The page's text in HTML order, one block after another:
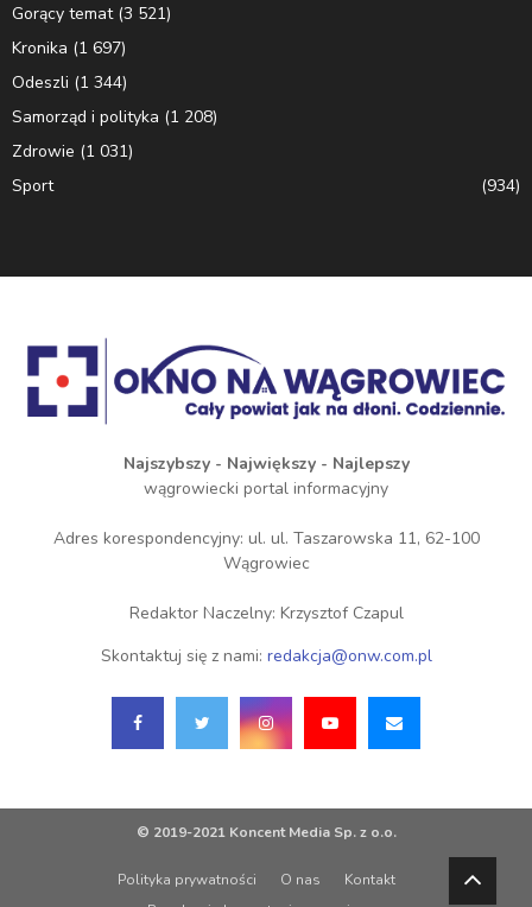
Gorący temat(3 521)
Kronika (1 697)
Odeszli (1 344)
Samorząd i polityka (1 208)
Zdrowie (1 031)
Sport
(934)
Najszybszy - Największy - Najlepszy
wągrowiecki portal informacyjny
Adres korespondencyjny: ul. ul. Taszarowska 11, 62-100
Wągrowiec
Redaktor Naczelny: Krzysztof Czapul
Skontaktuj się z nami: redakcja@onw.com.pl
© 2019-2021 Koncent Media Sp. z o.o.
Polityka prywatności O nas
Kontakt